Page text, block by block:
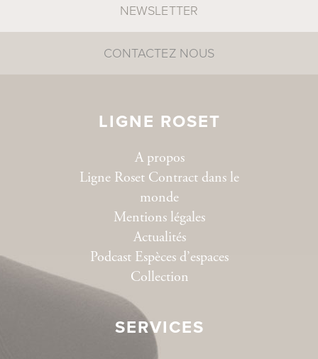
LIGNE ROSET
A propos
Ligne Roset Contract dans le
monde
Mentions légales
Actualités
Podcast Espèces d’espaces
Collection
SERVICES
NEWSLETTER
CONTACTEZ NOUS